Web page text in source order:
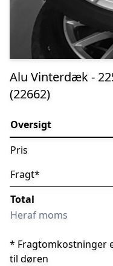
Alu Vinterdæk -
(22662)
Oversigt
Pris
Fragt*
Total
Heraf moms
* Fragtomkostninger
til døren